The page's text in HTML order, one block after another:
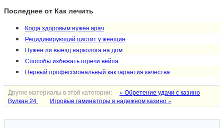
Последнее от Как лечить
Когда здоровым нужен врач
Рецидивирующий цистит у женщин
Нужен ли выезд нарколога на дом
Способы избежать горечи вейпа
Первый профессиональный как гарантия качества
Другие материалы в этой категории:
« Обретение удачи с казино
Вулкан 24
Игровые гаминаторы в надежном казино »